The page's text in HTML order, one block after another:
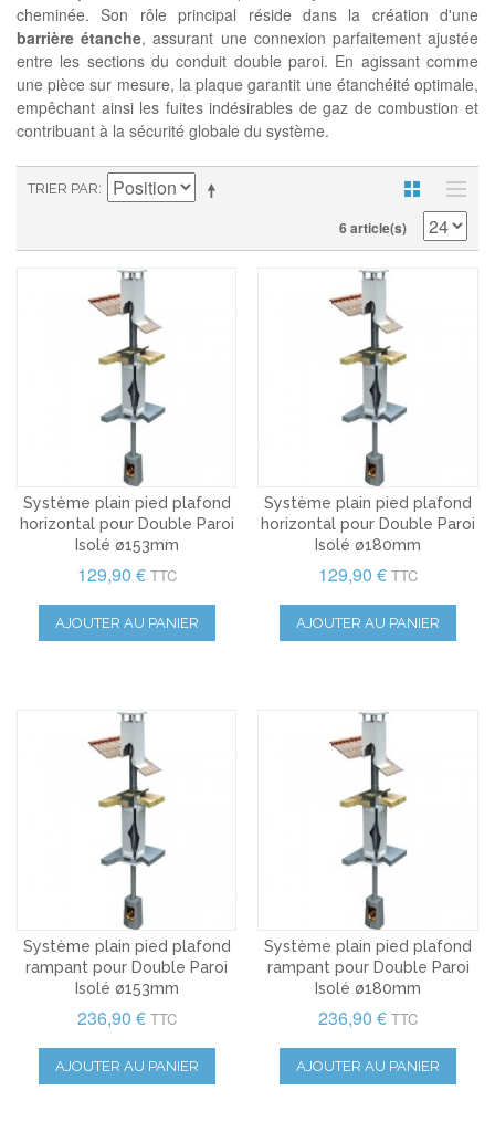
cheminée. Son rôle principal réside dans la création d'une
barrière étanche, assurant une connexion parfaitement ajustée
entre les sections du conduit double paroi. En agissant comme
une pièce sur mesure, la plaque garantit une étanchéité optimale,
empêchant ainsi les fuites indésirables de gaz de combustion et
contribuant à la sécurité globale du système.
TRIER PAR
6 article(s)
Système plain pied plafond
horizontal pour Double Paroi
Isolé ø153mm
129,90 € TTC
AJOUTER AU PANIER
Système plain pied plafond
horizontal pour Double Paroi
Isolé ø180mm
129,90 € TTC
AJOUTER AU PANIER
Système plain pied plafond
rampant pour Double Paroi
Isolé ø153mm
236,90 € TTC
AJOUTER AU PANIER
Système plain pied plafond
rampant pour Double Paroi
Isolé ø180mm
236,90 € TTC
AJOUTER AU PANIER